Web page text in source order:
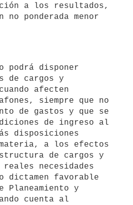
a los resultados,
ponderada menor
de cargos y
afecten
siempre que no
de gastos y que se
de ingreso al
disposiciones
a los efectos
de cargos y
necesidades
dictamen favorable
Planeamiento y
cuenta al